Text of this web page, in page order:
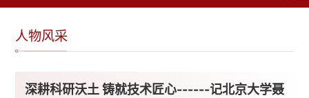
人物风采
深耕科研沃土 铸就技术匠心------记北京大学聂